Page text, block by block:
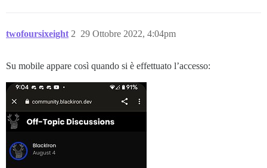
twofoursixeight 29 Ottobre 2022, 4:04pm
2
Su mobile appare così quando si è effettuato l’accesso: